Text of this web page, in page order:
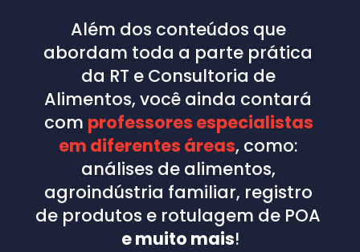
Além dos conteúdos que
abordam toda a parte prática
da RT e Consultoria de
Alimentos, você ainda contará
com professores especialistas
em diferentes áreas, como:
análises de alimentos,
agroindústria familiar, registro
e muito mais!